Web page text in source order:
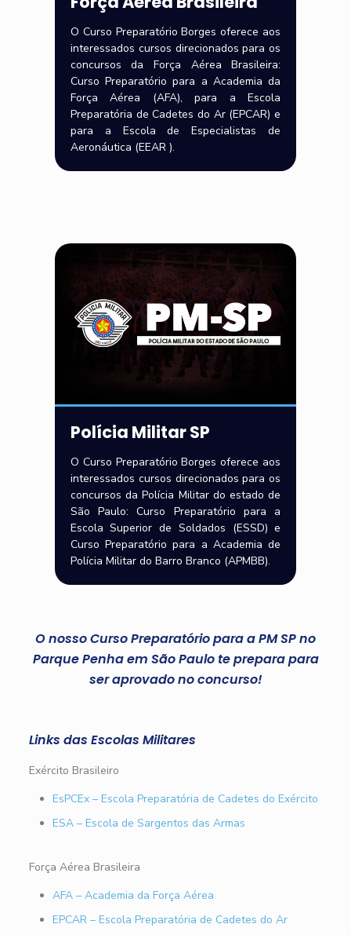
O Curso Preparatório Borges oferece aos
interessados cursos direcionados para os
concursos da Força Aérea Brasileira:
Curso Preparatório para a Academia da
Força Aérea (AFA), para a Escola
Preparatória de Cadetes do Ar (EPCAR) e
para a Escola de Especialistas de
Aeronáutica (EEAR ).
Polícia Militar SP
O Curso Preparatório Borges oferece aos
interessados cursos direcionados para os
concursos da Polícia Militar do estado de
São Paulo: Curso Preparatório para a
Escola Superior de Soldados (ESSD) e
Curso Preparatório para a Academia de
Polícia Militar do Barro Branco (APMBB).
O nosso Curso Preparatório para a PM SP no
Parque Penha em São Paulo te prepara para
ser aprovado no concurso!
Links das Escolas Militares
Exército Brasileiro
EsPCEx – Escola Preparatória de Cadetes do Exército
ESA – Escola de Sargentos das Armas
Força Aérea Brasileira
AFA – Academia da Força Aérea
EPCAR – Escola Preparatória de Cadetes do Ar